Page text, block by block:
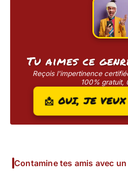
Tu aimes ce
Reçois l'impertinence
100% gratuit,
📩 OUI, JE
Contamine tes amis avec